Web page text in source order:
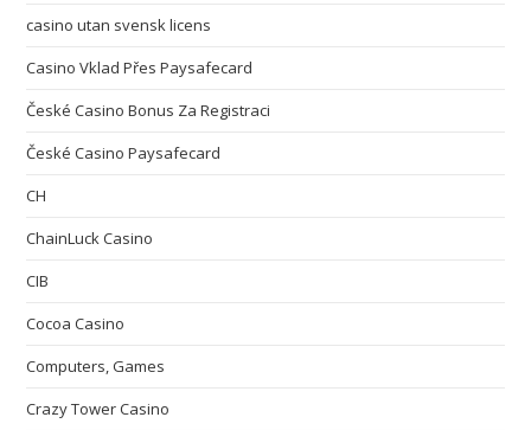
casino utan svensk licens
Casino Vklad Přes Paysafecard
České Casino Bonus Za Registraci
České Casino Paysafecard
CH
ChainLuck Casino
CIB
Cocoa Casino
Computers, Games
Crazy Tower Сasino